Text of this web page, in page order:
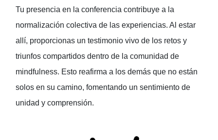
Tu presencia en la conferencia contribuye a la
normalización colectiva de las experiencias. Al estar
allí, proporcionas un testimonio vivo de los retos y
triunfos compartidos dentro de la comunidad de
mindfulness. Esto reafirma a los demás que no están
solos en su camino, fomentando un sentimiento de
unidad y comprensión.